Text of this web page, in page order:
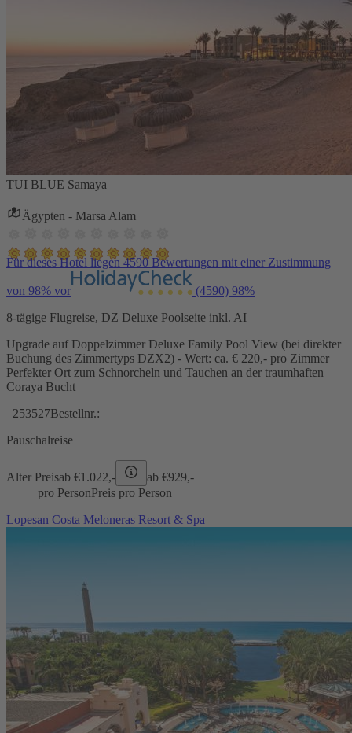
TUI BLUE Samaya
Ägypten - Marsa Alam
Für dieses Hotel liegen 4590 Bewertungen mit einer Zustimmung
von 98% vor (4590) 98%
8-tägige Flugreise, DZ Deluxe Poolseite inkl. AI
Upgrade auf Doppelzimmer Deluxe Family Pool View (bei direkter
Buchung des Zimmertyps DZX2) - Wert: ca. € 220,- pro Zimmer
Perfekter Ort zum Schnorcheln und Tauchen an der traumhaften
Coraya Bucht
253527Bestellnr.:
Pauschalreise
Alter Preisab €1.022,- ab €929,-
pro PersonPreis pro Person
Lopesan Costa Meloneras Resort & Spa